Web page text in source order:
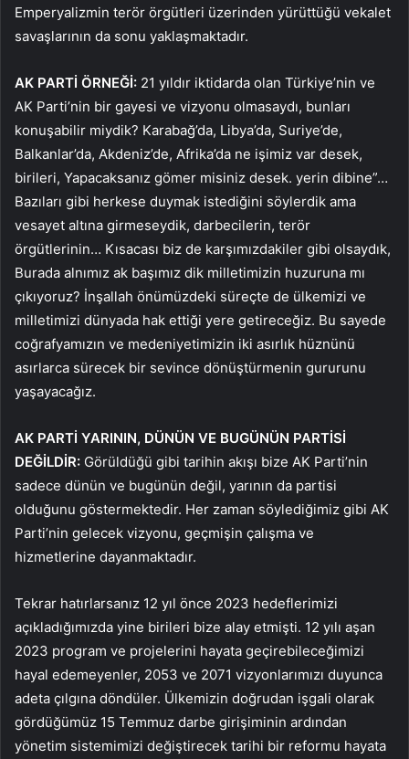
Emperyalizmin terör örgütleri üzerinden yürüttüğü vekalet
savaşlarının da sonu yaklaşmaktadır.
AK PARTİ ÖRNEĞİ: 21 yıldır iktidarda olan Türkiye’nin ve
AK Parti’nin bir gayesi ve vizyonu olmasaydı, bunları
konuşabilir miydik? Karabağ’da, Libya’da, Suriye’de,
Balkanlar’da, Akdeniz’de, Afrika’da ne işimiz var desek,
birileri, Yapacaksanız gömer misiniz desek. yerin dibine”…
Bazıları gibi herkese duymak istediğini söylerdik ama
vesayet altına girmeseydik, darbecilerin, terör
örgütlerinin… Kısacası biz de karşımızdakiler gibi olsaydık,
Burada alnımız ak başımız dik milletimizin huzuruna mı
çıkıyoruz? İnşallah önümüzdeki süreçte de ülkemizi ve
milletimizi dünyada hak ettiği yere getireceğiz. Bu sayede
coğrafyamızın ve medeniyetimizin iki asırlık hüznünü
asırlarca sürecek bir sevince dönüştürmenin gururunu
yaşayacağız.
AK PARTİ YARININ, DÜNÜN VE BUGÜNÜN PARTİSİ
DEĞİLDİR: Görüldüğü gibi tarihin akışı bize AK Parti’nin
sadece dünün ve bugünün değil, yarının da partisi
olduğunu göstermektedir. Her zaman söylediğimiz gibi AK
Parti’nin gelecek vizyonu, geçmişin çalışma ve
hizmetlerine dayanmaktadır.
Tekrar hatırlarsanız 12 yıl önce 2023 hedeflerimizi
açıkladığımızda yine birileri bize alay etmişti. 12 yılı aşan
2023 program ve projelerini hayata geçirebileceğimizi
hayal edemeyenler, 2053 ve 2071 vizyonlarımızı duyunca
adeta çılgına döndüler. Ülkemizin doğrudan işgali olarak
gördüğümüz 15 Temmuz darbe girişiminin ardından
yönetim sistemimizi değiştirecek tarihi bir reformu hayata